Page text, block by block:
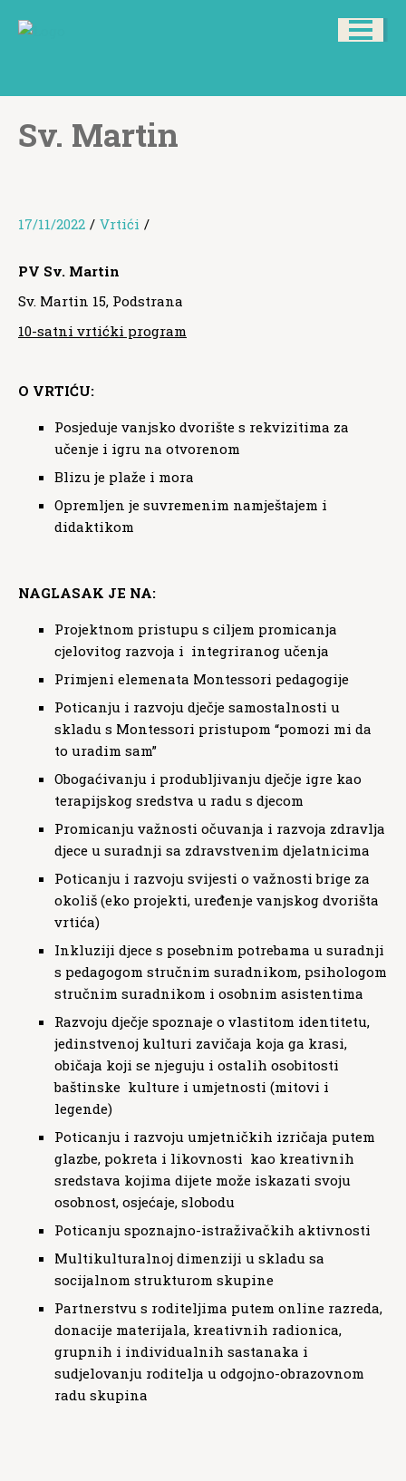
Sv. Martin
17/11/2022 / Vrtići /
PV Sv. Martin
Sv. Martin 15, Podstrana
10-satni vrtićki program
O VRTIĆU:
Posjeduje vanjsko dvorište s rekvizitima za
učenje i igru na otvorenom
Blizu je plaže i mora
Opremljen je suvremenim namještajem i
didaktikom
NAGLASAK JE NA:
Projektnom pristupu s ciljem promicanja
cjelovitog razvoja i integriranog učenja
Primjeni elemenata Montessori pedagogije
Poticanju i razvoju dječje samostalnosti u
skladu s Montessori pristupom “pomozi mi da
to uradim sam”
Obogaćivanju i produbljivanju dječje igre kao
terapijskog sredstva u radu s djecom
Promicanju važnosti očuvanja i razvoja zdravlja
djece u suradnji sa zdravstvenim djelatnicima
Poticanju i razvoju svijesti o važnosti brige za
okoliš (eko projekti, uređenje vanjskog dvorišta
vrtića)
Inkluziji djece s posebnim potrebama u suradnji
s pedagogom stručnim suradnikom, psihologom
stručnim suradnikom i osobnim asistentima
Razvoju dječje spoznaje o vlastitom identitetu,
jedinstvenoj kulturi zavičaja koja ga krasi,
običaja koji se njeguju i ostalih osobitosti
baštinske kulture i umjetnosti (mitovi i
legende)
Poticanju i razvoju umjetničkih izričaja putem
glazbe, pokreta i likovnosti kao kreativnih
sredstava kojima dijete može iskazati svoju
osobnost, osjećaje, slobodu
Poticanju spoznajno-istraživačkih aktivnosti
Multikulturalnoj dimenziji u skladu sa
socijalnom strukturom skupine
Partnerstvu s roditeljima putem online razreda,
donacije materijala, kreativnih radionica,
grupnih i individualnih sastanaka i
sudjelovanju roditelja u odgojno-obrazovnom
radu skupina